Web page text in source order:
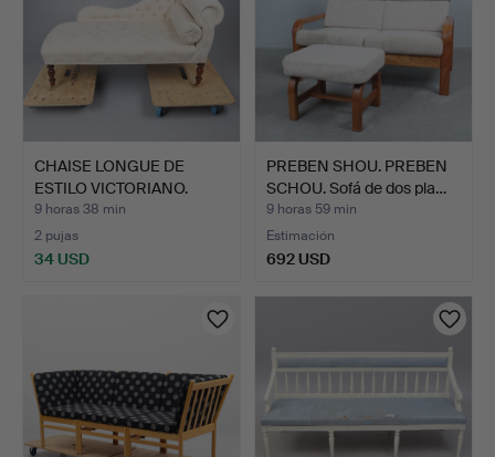
CHAISE LONGUE DE
ESTILO VICTORIANO.
9 horas 38 min
2 pujas
34 USD
PREBEN SHOU. PREBEN
SCHOU. Sofá de dos pla…
9 horas 59 min
Estimación
692 USD